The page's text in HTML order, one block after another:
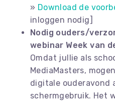
» Download de
inloggen nodig]
Nodig ouders/
webinar Week van
Omdat jullie als
MediaMasters,
digitale ouderavond
schermgebruik. Het